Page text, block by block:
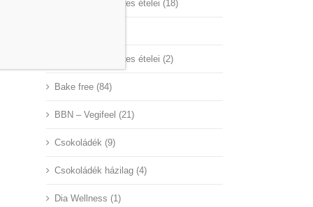
A Nagyvilág mentes ételei (18)
Az ünnepek mentes ételei (2)
Bake free (84)
BBN – Vegifeel (21)
Csokoládék (9)
Csokoládék házilag (4)
Dia Wellness (1)